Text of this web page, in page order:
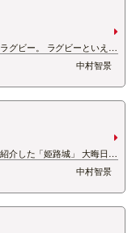
グビー。 ラグビーといえ
業高校。 少子化の流れとは
消えてしまうそうです。 ラ
のも今年が最後となるんで
この高校の近くにあ…
中村智景
介した「姫路城」 大晦日の
間待ちでした。ので、断
面に見えます。 近づいてき
手前公園には、こんな露店
キ 1キロ 1,…
中村智景